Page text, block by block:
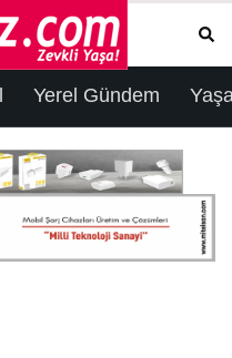
Yerel Gündem